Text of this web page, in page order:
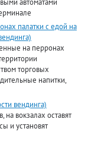
палатки с едой на
на перронах
торговых
напитки,
вендинга)
на вокзалах оставят
и установят